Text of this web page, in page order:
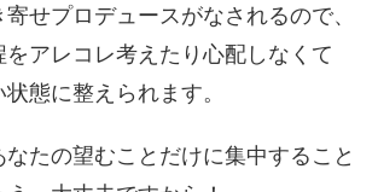
せプロデュースがなされるので、
アレコレ考えたり心配しなくて
態に整えられます。
たの望むことだけに集中すること